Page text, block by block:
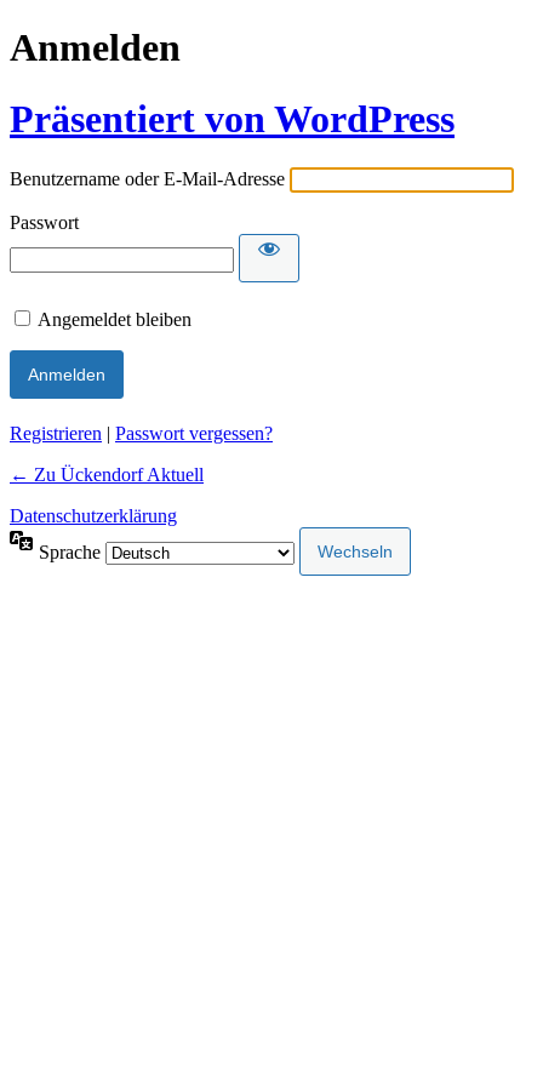
Anmelden
Präsentiert von WordPress
Benutzername oder E-Mail-Adresse
Passwort
Angemeldet bleiben
Alternative:
Registrieren | Passwort vergessen?
← Zu Ückendorf Aktuell
Datenschutzerklärung
Sprache